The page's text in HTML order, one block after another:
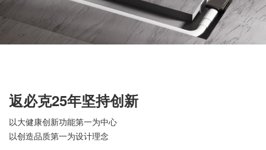
返必克25年坚持创新
以大健康创新功能第一为中心
以创造品质第一为设计理念